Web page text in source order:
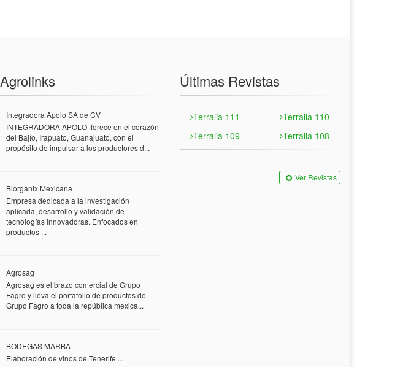
Agrolinks
Integradora Apolo SA de CV
INTEGRADORA APOLO florece en el corazón
del Bajío, Irapuato, Guanajuato, con el
propósito de impulsar a los productores d...
Biorganix Mexicana
Empresa dedicada a la investigación
aplicada, desarrollo y validación de
tecnologías innovadoras. Enfocados en
productos ...
Agrosag
Agrosag es el brazo comercial de Grupo
Fagro y lleva el portafolio de productos de
Grupo Fagro a toda la república mexica...
BODEGAS MARBA
Elaboración de vinos de Tenerife ...
Últimas Revistas
Terralia 111
Terralia 110
Terralia 109
Terralia 108
Ver Revistas